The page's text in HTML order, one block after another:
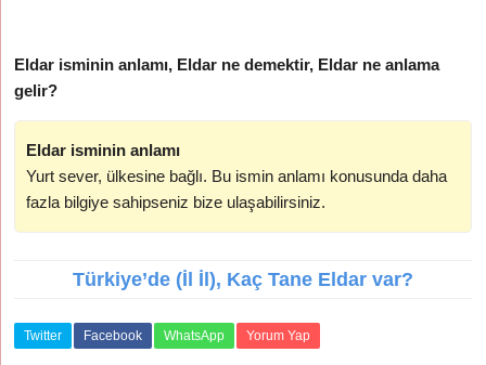
Eldar isminin anlamı, Eldar ne demektir, Eldar ne anlama
gelir?
Eldar isminin anlamı
Yurt sever, ülkesine bağlı. Bu ismin anlamı konusunda daha
fazla bilgiye sahipseniz bize ulaşabilirsiniz.
Türkiye’de (İl İl), Kaç Tane Eldar var?
Twitter Facebook WhatsApp Yorum Yap